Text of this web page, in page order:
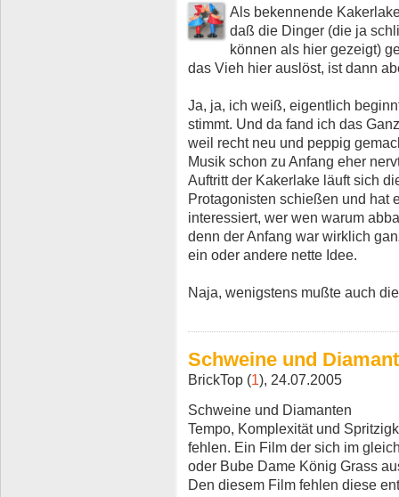
Als bekennende
daß die Dinger (die ja
können als hier gezeigt)
das Vieh hier auslöst, ist dann
Ja, ja, ich weiß, eigentlich
stimmt. Und da fand ich das
weil recht neu und peppig
Musik schon zu Anfang eher
Auftritt der Kakerlake läuft sich
Protagonisten schießen und hat
interessiert, wer wen warum
denn der Anfang war wirklich
ein oder andere nette Idee.
Naja, wenigstens mußte auch
Schweine und
BrickTop (1), 24.07.2005
Schweine und Diamanten
Tempo, Komplexität und
fehlen. Ein Film der sich im
oder Bube Dame König Grass
Den diesem Film fehlen diese